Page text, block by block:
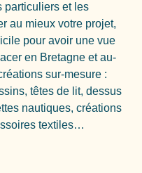
particuliers et les
au mieux votre projet,
pour avoir une vue
en Bretagne et au-
sur-mesure :
têtes de lit, dessus
nautiques, créations
textiles…